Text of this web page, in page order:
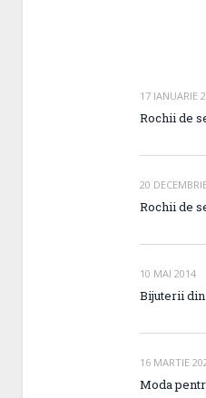
17 IANUARIE
Rochii de
20
Rochii de
10 MAI 2014
Bijuterii
16 MARTIE
Moda